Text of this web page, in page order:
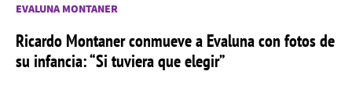
EVALUNA MONTANER
Ricardo Montaner conmueve a Evaluna con fotos de
su infancia: “Si tuviera que elegir”